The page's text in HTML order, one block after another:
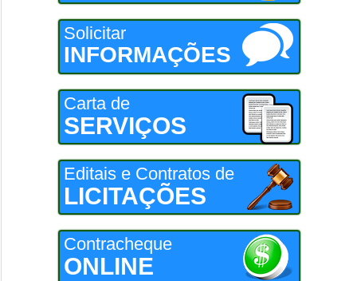
Solicitar
INFORMAÇÕES
Carta de
SERVIÇOS
Editais e Contratos de
LICITAÇÕES
Contracheque
ONLINE